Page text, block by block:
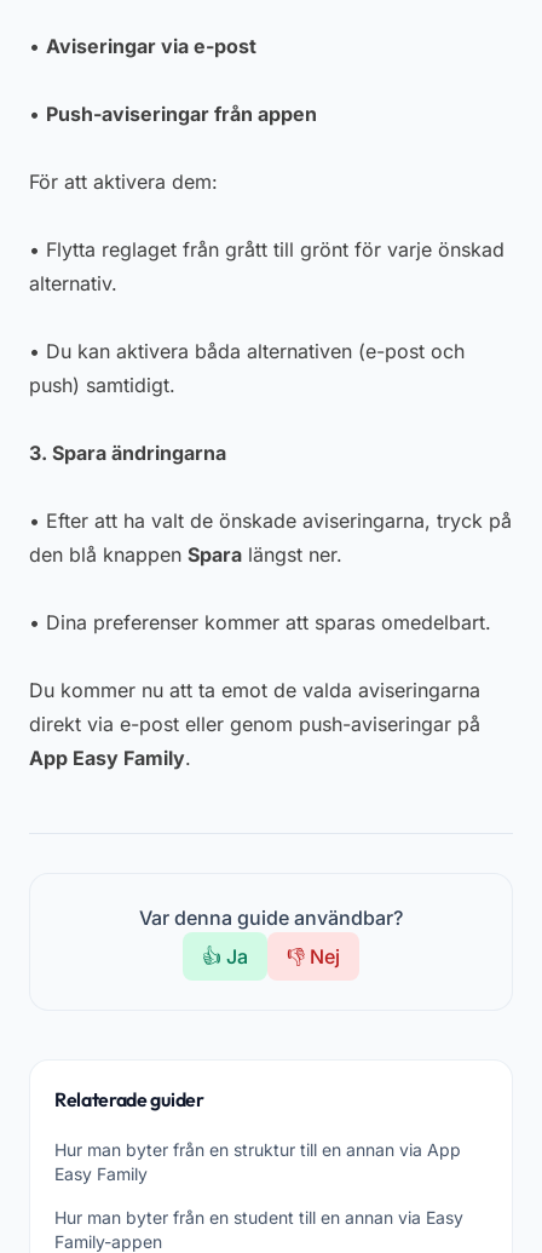
• Aviseringar via e-post
• Push-aviseringar från appen
För att aktivera dem:
• Flytta reglaget från grått till grönt för varje önskad
alternativ.
• Du kan aktivera båda alternativen (e-post och
push) samtidigt.
3. Spara ändringarna
• Efter att ha valt de önskade aviseringarna, tryck på
den blå knappen Spara längst ner.
• Dina preferenser kommer att sparas omedelbart.
Du kommer nu att ta emot de valda aviseringarna
direkt via e-post eller genom push-aviseringar på
App Easy Family.
Var denna guide användbar?
👍 Ja
👎 Nej
Relaterade guider
Hur man byter från en struktur till en annan via App
Easy Family
Hur man byter från en student till en annan via Easy
Family-appen